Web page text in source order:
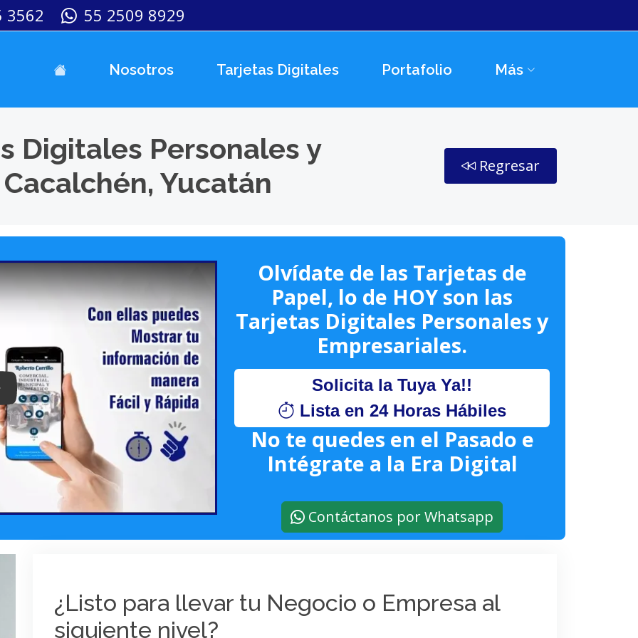
3562 55 2509 8929
Nosotros Tarjetas Digitales Portafolio Más
Digitales Personales y
Yucatán
Regresar
Keynote (Google I/O '18)
Olvídate de las Tarjetas de
Papel, lo de HOY son las
Tarjetas Digitales Personales y
Empresariales.
Solicita la Tuya Ya!!
Lista en 24 Horas Hábiles
No te quedes en el Pasado e
Intégrate a la Era Digital
Contáctanos por Whatsapp
¿Listo para llevar tu Negocio o Empresa al
siguiente nivel?